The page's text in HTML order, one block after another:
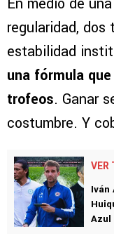
regularidad,
estabilidad
una fórmula
trofeos. Ganar
costumbre. Y
VER
Iván
Azul